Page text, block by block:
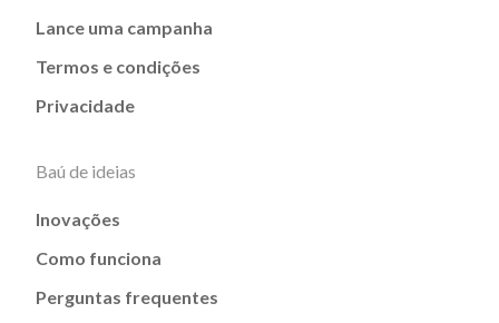
Lance uma campanha
Termos e condições
Privacidade
Baú de ideias
Inovações
Como funciona
Perguntas frequentes